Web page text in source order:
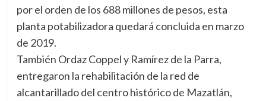
por el orden de los 688 millones de pesos, esta
planta potabilizadora quedará concluida en marzo
de 2019.
También Ordaz Coppel y Ramírez de la Parra,
entregaron la rehabilitación de la red de
alcantarillado del centro histórico de Mazatlán,